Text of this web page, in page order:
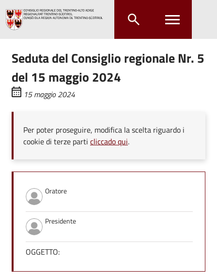
Seduta del Consiglio regionale Nr. 5
del 15 maggio 2024
15 maggio 2024
Per poter proseguire, modifica la scelta riguardo i
cookie di terze parti cliccado qui.
Oratore
Presidente
OGGETTO: